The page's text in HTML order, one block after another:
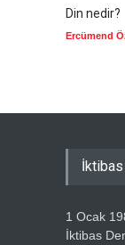
Din nedir?
Ercümend
1 Ocak
İktibas